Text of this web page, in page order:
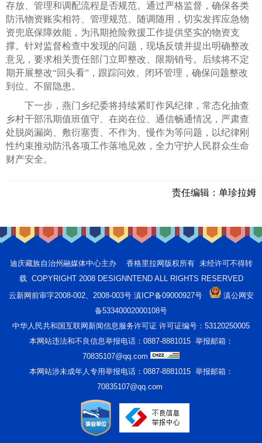
存放、管理和调配流程是否规范。通过严格监督，确保各类
防汛物资账实相符、管理规范、随调随用，切实发挥应急物
资兜底保障效能，为汛期抢险救援工作提供坚实的物资支
撑。针对监督检查中发现的问题，现场反馈并提出明确整改
意见，要求相关责任部门立即整改、限期销号。后续将不定
期开展整改“回头看”，跟踪问效、闭环管理，确保问题整改
到位、不留隐患。
下一步，燕门乡纪委将持续紧盯作风纪律，常态化抽查
乡村干部汛期值班值守、在岗在位、通信畅通情况，严肃查
处脱岗漏岗、敷衍塞责、不作为、慢作为等问题，以纪律刚
性约束推动防汛各项工作落地见效，全力守护人民群众生命
财产安全。
责任编辑： 单珍拉姆
迪庆藏族自治州融媒体中心主办 香格里拉网版权所有 未经许可不得转
载 COPYRIGHT 2008 DESIGNNTEND ALL RIGHTS RESERVED
云新网前审字2008-002、2008-003号 滇ICP备09000927号
滇公网安
备53340002000108号
中华人民共和国互联网新闻信息服务许可证 许可证编号：53120250005
本网站违法和不良信息举报电话：0887-8881015 举报邮箱：
70835107@qq.com
本网站涉未成年人专用举报电话：0887-8881015 举报邮箱：
70835107@qq.com